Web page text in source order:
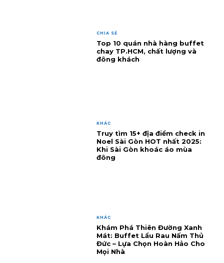
CHIA SẺ
Top 10 quán nhà hàng buffet
chay TP.HCM, chất lượng và
đông khách
KHÁC
Truy tìm 15+ địa điểm check in
Noel Sài Gòn HOT nhất 2025:
Khi Sài Gòn khoác áo mùa
đông
KHÁC
Khám Phá Thiên Đường Xanh
Mát: Buffet Lẩu Rau Nấm Thủ
Đức – Lựa Chọn Hoàn Hảo Cho
Mọi Nhà